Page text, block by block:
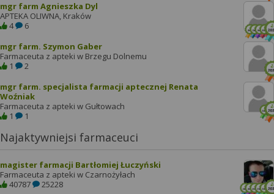
mgr farm Agnieszka Dyl
APTEKA OLIWNA, Kraków
4
6
mgr farm. Szymon Gaber
Farmaceuta z apteki w Brzegu Dolnemu
1
2
mgr farm. specjalista farmacji aptecznej Renata
Woźniak
Farmaceuta z apteki w Gułtowach
1
1
Najaktywniejsi farmaceuci
magister farmacji Bartłomiej Łuczyński
Farmaceuta z apteki w Czarnożyłach
40787
25228